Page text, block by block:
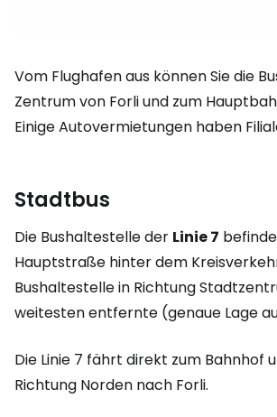
Vom Flughafen aus können Sie die
Zentrum von Forli und zum
Einige Autovermietungen haben
Stadtbus
Die Bushaltestelle der Linie 7
Hauptstraße hinter dem
Bushaltestelle in Richtung
weitesten entfernte (genaue Lage
Die Linie 7 fährt direkt zum Bahnhof
Richtung Norden nach Forli.